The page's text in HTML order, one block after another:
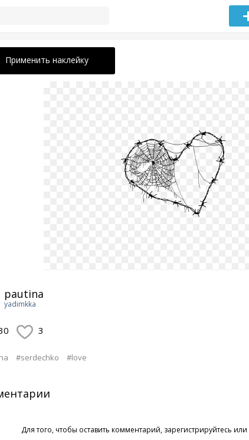
Применить наклейку
pautina
yadimkka
3
#serdechko #love
Для того, чтобы оставить комментарий, зарегистрируйтесь или